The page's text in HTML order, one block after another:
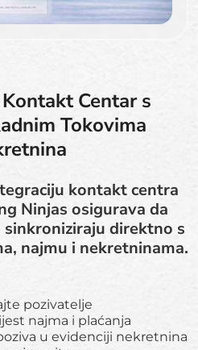
Centar s
Tokovima
kontakt centra
Ninjas osigurava da
direktno s
najmu i nekretninama.
pozivatelje
najma i plaćanja
u evidenciji nekretnina